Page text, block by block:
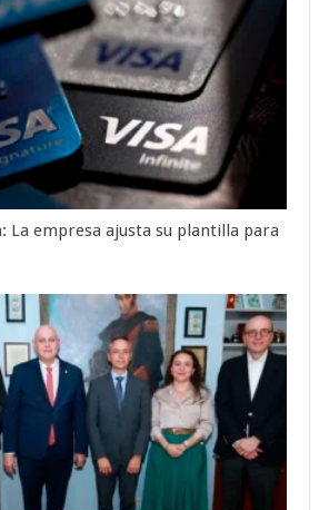
La empresa ajusta su plantilla para